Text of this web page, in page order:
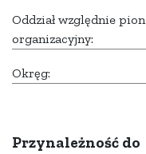
Oddział względnie pion
organizacyjny:
Okręg:
Przynależność do